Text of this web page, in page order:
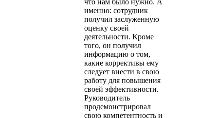
именно: сотрудник
получил заслуженную
оценку своей
деятельности. Кроме
того, он получил
информацию о том,
какие коррективы ему
следует внести в свою
работу для повышения
своей эффективности.
Руководитель
продемонстрировал
свою компетентность и